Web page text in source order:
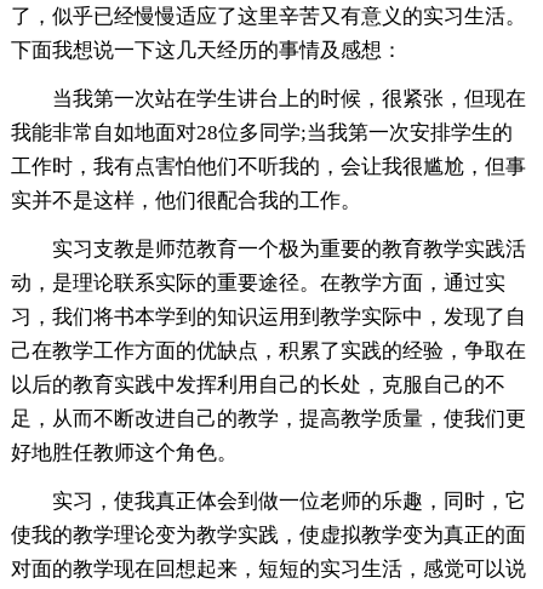
了，似乎已经慢慢适应了这里辛苦又有意义的实习生活。
下面我想说一下这几天经历的事情及感想：
当我第一次站在学生讲台上的时候，很紧张，但现在
我能非常自如地面对28位多同学;当我第一次安排学生的
工作时，我有点害怕他们不听我的，会让我很尴尬，但事
实并不是这样，他们很配合我的工作。
实习支教是师范教育一个极为重要的教育教学实践活
动，是理论联系实际的重要途径。在教学方面，通过实
习，我们将书本学到的知识运用到教学实际中，发现了自
己在教学工作方面的优缺点，积累了实践的经验，争取在
以后的教育实践中发挥利用自己的长处，克服自己的不
足，从而不断改进自己的教学，提高教学质量，使我们更
好地胜任教师这个角色。
实习，使我真正体会到做一位老师的乐趣，同时，它
使我的教学理论变为教学实践，使虚拟教学变为真正的面
对面的教学现在回想起来，短短的实习生活，感觉可以说